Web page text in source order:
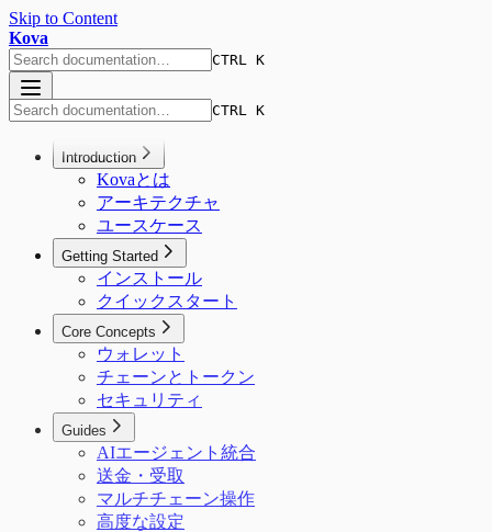
Skip to Content
Kova
CTRL K
CTRL K
Introduction
Kovaとは
アーキテクチャ
ユースケース
Getting Started
インストール
クイックスタート
Core Concepts
ウォレット
チェーンとトークン
セキュリティ
Guides
AIエージェント統合
送金・受取
マルチチェーン操作
高度な設定